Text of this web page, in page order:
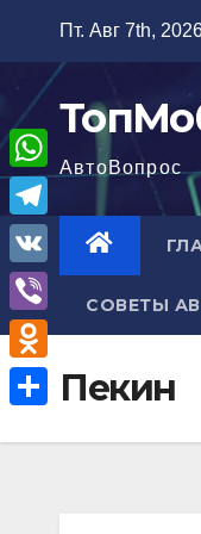
содержимому
Пт. Авг 7th,
АвтоВопрос
СОВЕТЫ
Пекин
W
h
a
A
T
e
l
e
g
V
K
V
i
b
e
O